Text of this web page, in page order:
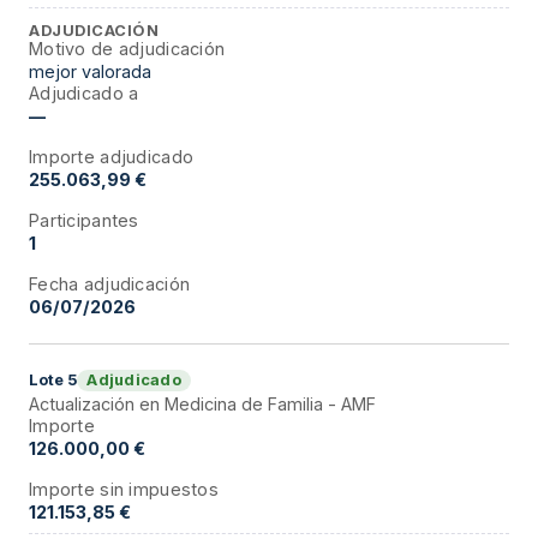
ADJUDICACIÓN
Motivo de adjudicación
mejor valorada
Adjudicado a
—
Importe adjudicado
255.063,99 €
Participantes
1
Fecha adjudicación
06/07/2026
Lote 5 Adjudicado
Actualización en Medicina de Familia - AMF
Importe
126.000,00 €
Importe sin impuestos
121.153,85 €